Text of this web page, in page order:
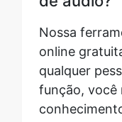
qualquer
função, você
É seguro